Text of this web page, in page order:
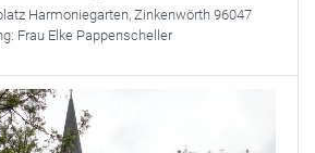
Harmoniegarten, Zinkenwörth 96047
Frau Elke Pappenscheller